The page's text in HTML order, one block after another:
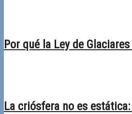
Por qué la Ley de
La criósfera no es